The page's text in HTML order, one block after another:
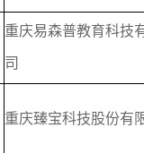
重庆易森普教育科技
司
重庆臻宝科技股份有